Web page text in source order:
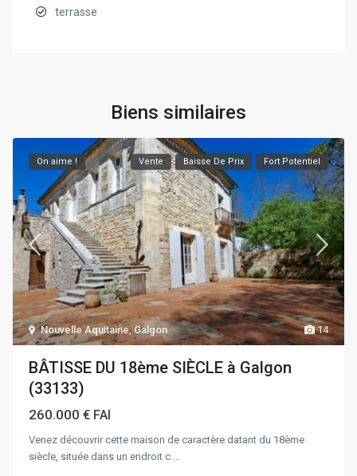
terrasse
Biens similaires
14
Nouvelle Aquitaine, Galgon
On aime ! Vente Baisse De Prix Fort Potentiel
BÂTISSE DU 18ème SIÈCLE à Galgon
(33133)
260.000 € FAI
Venez découvrir cette maison de caractère datant du 18ème
siècle, située dans un endroit c ...